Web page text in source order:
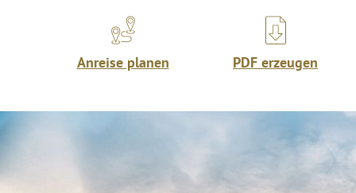
Anreise planen PDF erzeugen